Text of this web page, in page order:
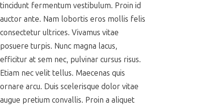
tincidunt fermentum vestibulum. Proin id
auctor ante. Nam lobortis eros mollis felis
consectetur ultrices. Vivamus vitae
posuere turpis. Nunc magna lacus,
efficitur at sem nec, pulvinar cursus risus.
Etiam nec velit tellus. Maecenas quis
ornare arcu. Duis scelerisque dolor vitae
augue pretium convallis. Proin a aliquet